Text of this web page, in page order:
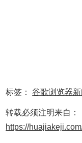
[$TBD][1173903]
Microsoft Browser
[$TBD][1184399]
标签： 谷歌浏览器新
转载必须注明来自：
https://